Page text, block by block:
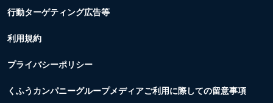
行動ターゲティング広告等
利用規約
プライバシーポリシー
くふうカンパニーグループメディアご利用に際しての留意事項